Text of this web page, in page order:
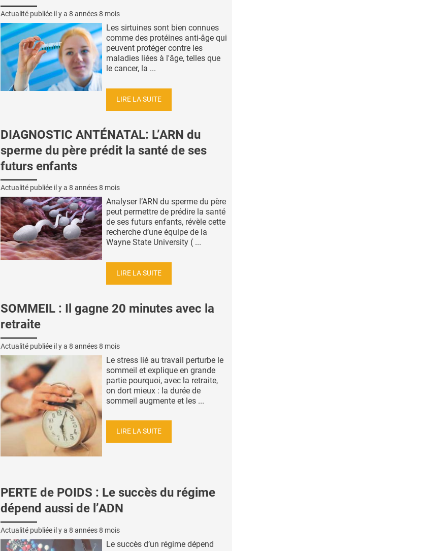
Actualité publiée il y a 8 années 8 mois
Les sirtuines sont bien connues
comme des protéines anti-âge qui
peuvent protéger contre les
maladies liées à l'âge, telles que
le cancer, la ...
LIRE LA SUITE
DIAGNOSTIC ANTÉNATAL: L’ARN du
sperme du père prédit la santé de ses
futurs enfants
Actualité publiée il y a 8 années 8 mois
Analyser l’ARN du sperme du père
peut permettre de prédire la santé
de ses futurs enfants, révèle cette
recherche d’une équipe de la
Wayne State University ( ...
LIRE LA SUITE
SOMMEIL : Il gagne 20 minutes avec la
retraite
Actualité publiée il y a 8 années 8 mois
Le stress lié au travail perturbe le
sommeil et explique en grande
partie pourquoi, avec la retraite,
on dort mieux : la durée de
sommeil augmente et les ...
LIRE LA SUITE
PERTE de POIDS : Le succès du régime
dépend aussi de l’ADN
Actualité publiée il y a 8 années 8 mois
Le succès d’un régime dépend